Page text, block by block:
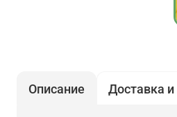
Описание Доставка и